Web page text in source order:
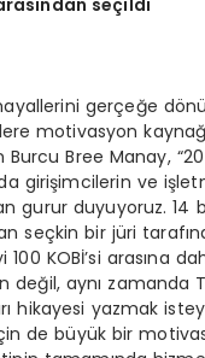
gerçeğe
motivasyon kaynağı
Bree Manay, “20
girişimcilerin ve
gurur duyuyoruz. 14
seçkin bir jüri
100 KOBİ’si arasına
değil, aynı zamanda
hikayesi yazmak
de büyük bir